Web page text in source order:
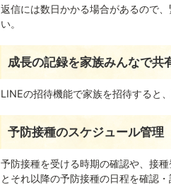
返信には数日かかる場合があるので
い。
成長の記録を家族みんなで共
LINEの招待機能で家族を招待すると
予防接種のスケジュール管理
予防接種を受ける時期の確認や、接
とそれ以降の予防接種の日程を確認・